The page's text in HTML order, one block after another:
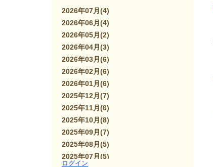
2026年07月 (4)
2026年06月 (4)
2026年05月 (2)
2026年04月 (3)
2026年03月 (6)
2026年02月 (6)
2026年01月 (6)
2025年12月 (7)
2025年11月 (6)
2025年10月 (8)
2025年09月 (7)
2025年08月 (5)
2025年07月 (5)
ログイン